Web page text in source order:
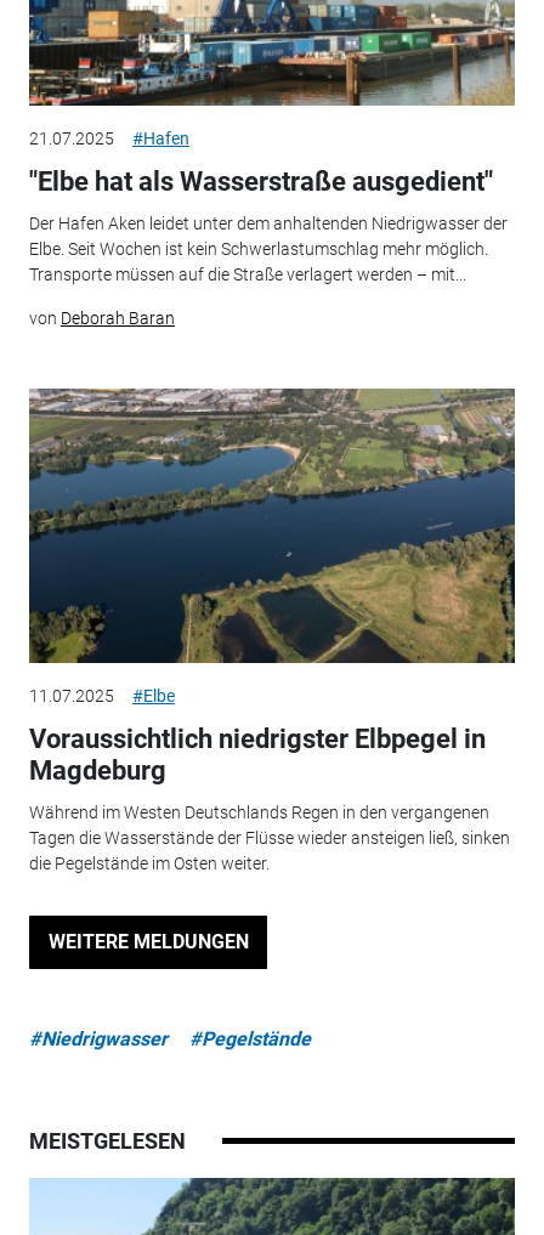
21.07.2025 #Hafen
"Elbe hat als Wasserstraße ausgedient"
Der Hafen Aken leidet unter dem anhaltenden Niedrigwasser der
Elbe. Seit Wochen ist kein Schwerlastumschlag mehr möglich.
Transporte müssen auf die Straße verlagert werden – mit...
von Deborah Baran
11.07.2025 #Elbe
Voraussichtlich niedrigster Elbpegel in
Magdeburg
Während im Westen Deutschlands Regen in den vergangenen
Tagen die Wasserstände der Flüsse wieder ansteigen ließ, sinken
die Pegelstände im Osten weiter.
WEITERE MELDUNGEN
#Niedrigwasser #Pegelstände
MEISTGELESEN